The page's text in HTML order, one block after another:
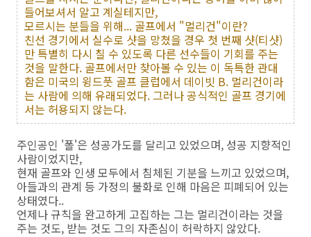
들어보셔서 알고 계실테지만,
모르시는 분들을 위해... 골프에서 "멀리건"이란?
친선 경기에서 실수로 샷을 망쳤을 경우 첫 번째 샷(티샷)
만 특별히 다시 칠 수 있도록 다른 선수들이 기회를 주는
것을 말한다. 골프에서만 찾아볼 수 있는 이 독특한 관대
함은 미국의 윙드풋 골프 클럽에서 데이빗 B. 멀리건이라
는 사람에 의해 유래되었다. 그러나 공식적인 골프 경기에
서는 허용되지 않는다.
주인공인 '폴'은 성공가도를 달리고 있었으며, 성공 지향적인
사람이었지만,
현재 골프와 인생 모두에서 침체된 기분을 느끼고 있었으며,
아들과의 관계 등 가정의 불화로 인해 마음은 피폐되어 있는
상태였다..
언제나 규칙을 완고하게 고집하는 그는 멀리건이라는 것을
주는 것도, 받는 것도 그의 자존심이 허락하지 않았다.